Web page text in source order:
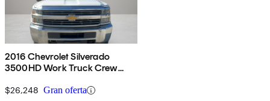
2016 Chevrolet Silverado
3500HD Work Truck Crew
$26,248 Gran oferta